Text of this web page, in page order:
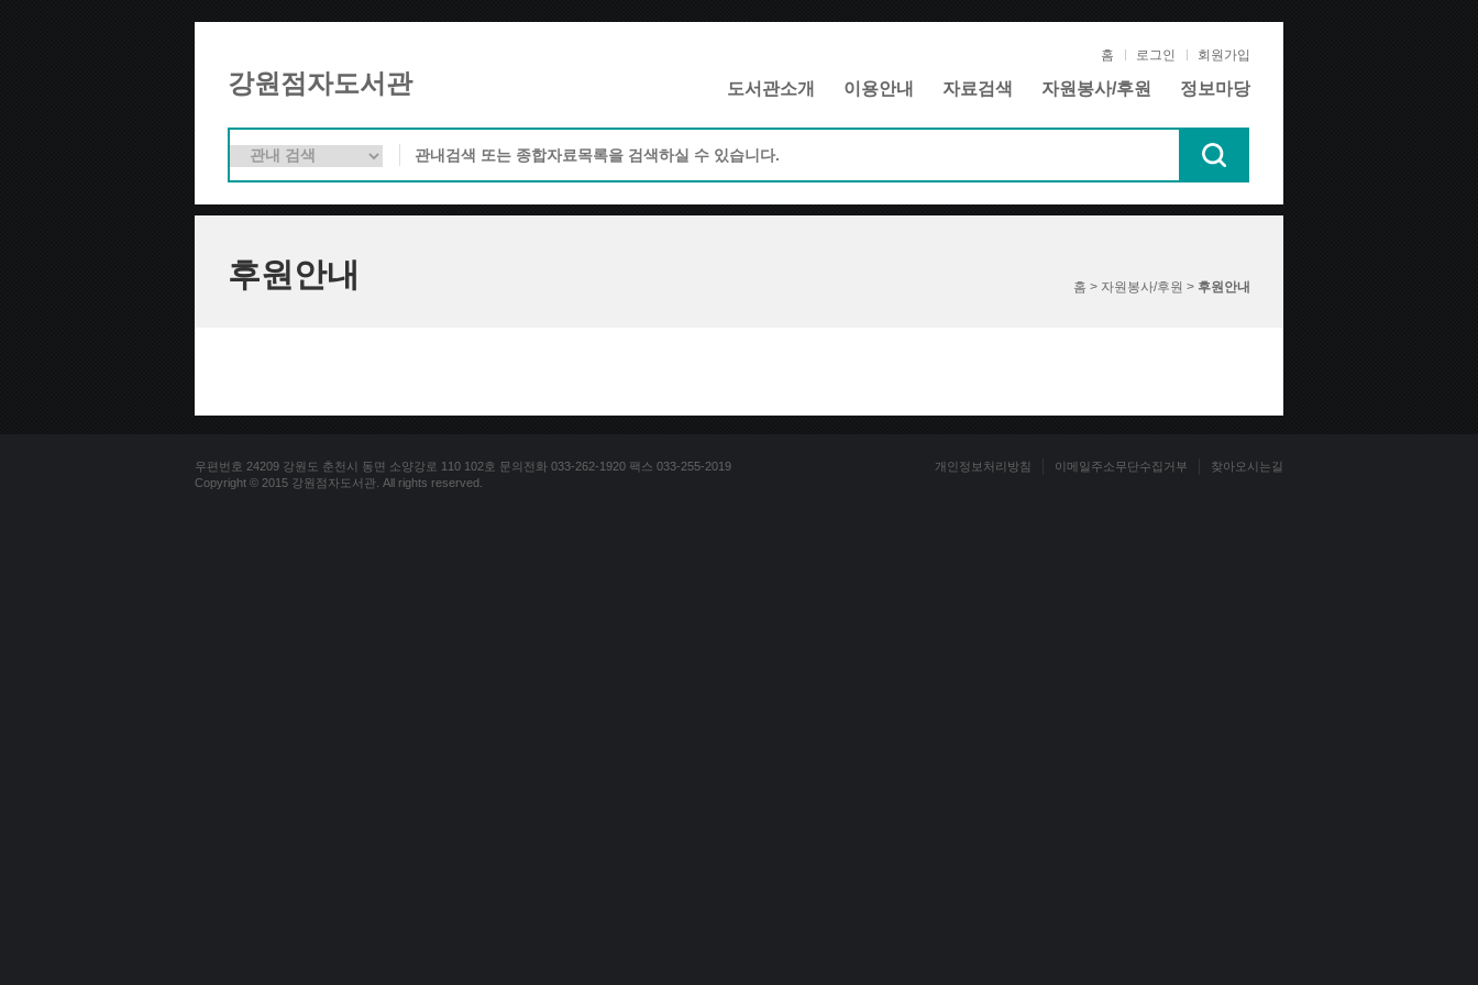
강원점자도서관
홈 로그인 회원가입
도서관소개 이용안내 자료검색 자원봉사/후원 정보마당
후원안내 홈 > 자원봉사/후원 > 후원안내
우편번호 24209 강원도 춘천시 동면 소양강로 110 102호 문의전화 033-262-1920 팩스 033-255-2019
Copyright © 2015 강원점자도서관. All rights reserved.
개인정보처리방침 이메일주소무단수집거부 찾아오시는길